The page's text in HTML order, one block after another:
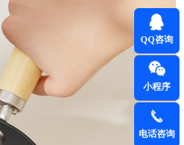
QQ咨询
小程序
电话咨询